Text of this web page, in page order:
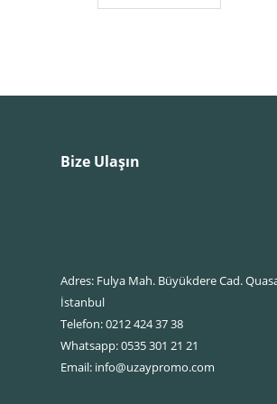
Bize Ulaşın
Adres: Fulya Mah. Büyükdere Cad.
İstanbul
Telefon: 0212 424 37 38
Whatsapp: 0535 301 21 21
Email: info@uzaypromo.com